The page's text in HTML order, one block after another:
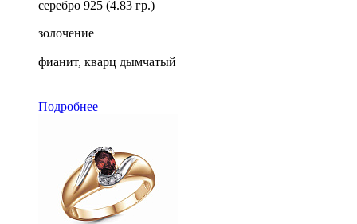
серебро 925 (4.83 гр.)
золочение
фианит, кварц дымчатый
Подробнее